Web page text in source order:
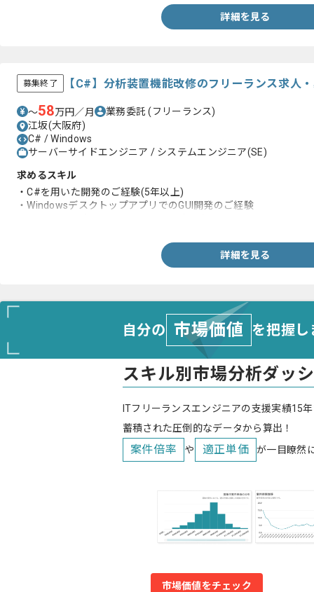
詳細を見る
募集終了 【C#】分析装置機能改修のフリーランス求人
〜58万円／月 業務委託(フリーランス)
江坂(大阪府)
C# / Windows
サーバーサイドエンジニア / システムエンジニア(SE)
求めるスキル
・C#を用いた開発のご経験(5年以上)
・WindowsデスクトップアプリでのGUI開発のご経験
詳細を見る
自分の 市場価値 を把握
スキル別市場分析ダッ
ITフリーランスエンジニアの支援実績15
蓄積された圧倒的なデータから算出！
案件倍率 や 適正単価 が一目瞭然
市場価値をチェック